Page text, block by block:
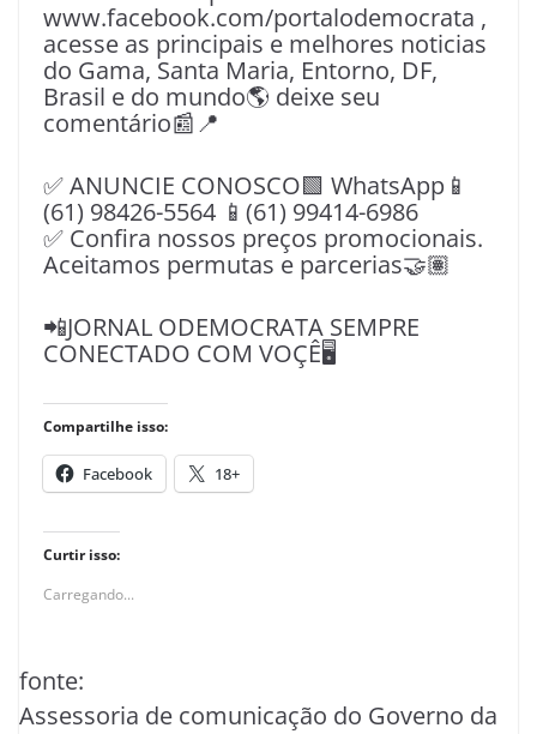
www.facebook.com/portalodemocrata ,
acesse as principais e melhores noticias
do Gama, Santa Maria, Entorno, DF,
Brasil e do mundo🌎 deixe seu
comentário📰📍
✅ ANUNCIE CONOSCO🟩 WhatsApp📱
(61) 98426-5564 📱(61) 99414-6986
✅ Confira nossos preços promocionais.
Aceitamos permutas e parcerias🤝🏽
📲JORNAL ODEMOCRATA SEMPRE
CONECTADO COM VOÇÊ🖥️
Compartilhe isso:
Facebook 18+
Curtir isso:
Carregando...
fonte:
Assessoria de comunicação do Governo da